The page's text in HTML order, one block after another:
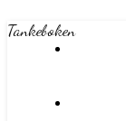
Tankeboken